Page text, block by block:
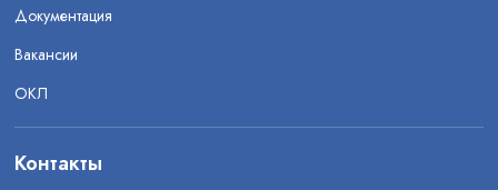
Документация
Вакансии
ОКЛ
Контакты